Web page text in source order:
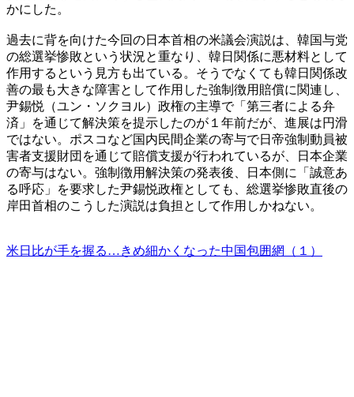
かにした。
過去に背を向けた今回の日本首相の米議会演説は、韓国与党
の総選挙惨敗という状況と重なり、韓日関係に悪材料として
作用するという見方も出ている。そうでなくても韓日関係改
善の最も大きな障害として作用した強制徴用賠償に関連し、
尹錫悦（ユン・ソクヨル）政権の主導で「第三者による弁
済」を通じて解決策を提示したのが１年前だが、進展は円滑
ではない。ポスコなど国内民間企業の寄与で日帝強制動員被
害者支援財団を通じて賠償支援が行われているが、日本企業
の寄与はない。強制徴用解決策の発表後、日本側に「誠意あ
る呼応」を要求した尹錫悦政権としても、総選挙惨敗直後の
岸田首相のこうした演説は負担として作用しかねない。
米日比が手を握る…きめ細かくなった中国包囲網（１）